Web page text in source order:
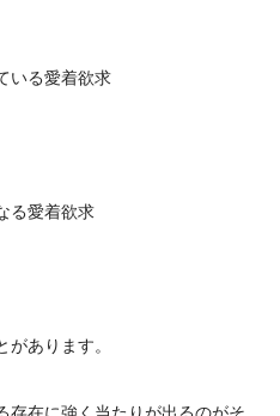
いる愛着欲求
る愛着欲求
あります。